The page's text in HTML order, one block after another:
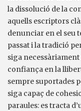
la dissolució de la
aquells escriptors
denunciar en el seu
passat i la tradició
siga
confiança en la
sempre suportades
siga capaç de
paraules: es tracta